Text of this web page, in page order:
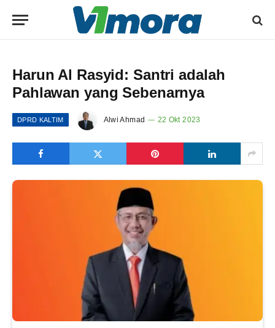
Harun Al Rasyid: Santri adalah
Pahlawan yang Sebenarnya
DPRD KALTIM Alwi Ahmad 22 Okt 2023